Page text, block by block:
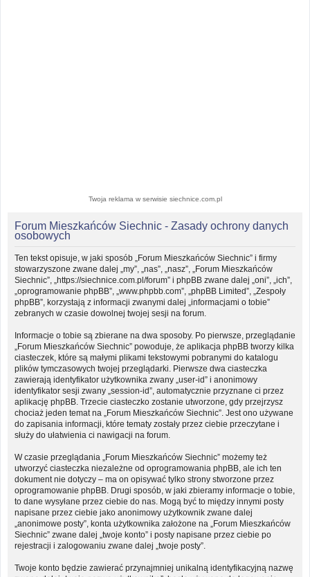
Twoja reklama w serwisie siechnice.com.pl
Forum Mieszkańców Siechnic - Zasady ochrony danych
osobowych
Ten tekst opisuje, w jaki sposób „Forum Mieszkańców Siechnic” i firmy
stowarzyszone zwane dalej „my”, „nas”, „nasz”, „Forum Mieszkańców
Siechnic”, „https://siechnice.com.pl/forum” i phpBB zwane dalej „oni”, „ich”,
„oprogramowanie phpBB”, „www.phpbb.com”, „phpBB Limited”, „Zespoły
phpBB”, korzystają z informacji zwanymi dalej „informacjami o tobie”
zebranych w czasie dowolnej twojej sesji na forum.
Informacje o tobie są zbierane na dwa sposoby. Po pierwsze, przeglądanie
„Forum Mieszkańców Siechnic” powoduje, że aplikacja phpBB tworzy kilka
ciasteczek, które są małymi plikami tekstowymi pobranymi do katalogu
plików tymczasowych twojej przeglądarki. Pierwsze dwa ciasteczka
zawierają identyfikator użytkownika zwany „user-id” i anonimowy
identyfikator sesji zwany „session-id”, automatycznie przyznane ci przez
aplikację phpBB. Trzecie ciasteczko zostanie utworzone, gdy przejrzysz
chociaż jeden temat na „Forum Mieszkańców Siechnic”. Jest ono używane
do zapisania informacji, które tematy zostały przez ciebie przeczytane i
służy do ułatwienia ci nawigacji na forum.
W czasie przeglądania „Forum Mieszkańców Siechnic” możemy też
utworzyć ciasteczka niezależne od oprogramowania phpBB, ale ich ten
dokument nie dotyczy – ma on opisywać tylko strony stworzone przez
oprogramowanie phpBB. Drugi sposób, w jaki zbieramy informacje o tobie,
to dane wysyłane przez ciebie do nas. Mogą być to między innymi posty
napisane przez ciebie jako anonimowy użytkownik zwane dalej
„anonimowe posty”, konta użytkownika założone na „Forum Mieszkańców
Siechnic” zwane dalej „twoje konto” i posty napisane przez ciebie po
rejestracji i zalogowaniu zwane dalej „twoje posty”.
Twoje konto będzie zawierać przynajmniej unikalną identyfikacyjną nazwę